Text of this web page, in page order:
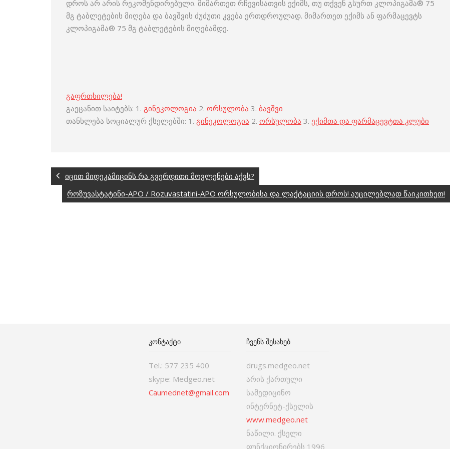
დროს არ არის რეკომენდირებული. მიმართეთ რჩევისათვის ექიმს, თუ თქვენ გსურთ კლოპიგამა® 75
მგ ტაბლეტების მიღება და ბავშვის ძუძუთი კვება ერთდროულად. მიმართეთ ექიმს ან ფარმაცევტს
კლოპიგამა® 75 მგ ტაბლეტების მიღებამდე.
გაფრთხილება!
გაეცანით საიტებს: 1. გინეკოლოგია 2. ორსულობა 3. ბავშვი
თანხლება სოციალურ ქსელებში: 1. გინეკოლოგია 2. ორსულობა 3. ექიმთა და ფარმაცევტთა კლუბი
იცით მიდეკამიცინს რა გვერდითი მოვლენები აქვს?
როზუვასტატინი-APO / Rozuvastatini-APO ორსულობისა და ლაქტაციის დროს! აუცილებლად წაიკითხეთ!
ᲙᲝᲜᲢᲐᲥᲢᲘ
Tel.: 577 235 400
skype: Medgeo.net
Caumednet@gmail.com
ᲩᲕᲔᲜᲡ ᲨᲔᲡᲐᲮᲔᲑ
drugs.medgeo.net
არის ქართული
სამედიცინო
ინტერნეტ-ქსელის
www.medgeo.net
ნაწილი. ქსელი
ფუნქციონირებს 1996